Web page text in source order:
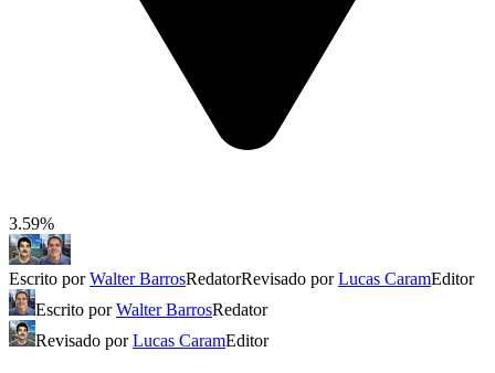
3.59%
Escrito porWalter BarrosRedatorRevisado porLucas CaramEditor
Escrito porWalter BarrosRedator
Revisado porLucas CaramEditor